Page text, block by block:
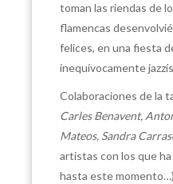
toman las riendas de
flamencas
felices, en una fiesta
inequívocamente
Colaboraciones de la
Carles Benavent,
Mateos, Sandra
artistas con los que
hasta este